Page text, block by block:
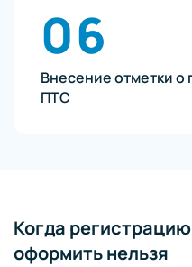
06
Внесение отметки
ПТС
Когда
оформить нельзя